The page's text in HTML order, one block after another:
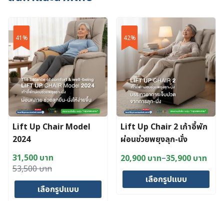
41%
Lift Up Chair Model
2024
53,500บาท
Original
price
31,500 บาท
Current
price
เลือกรูปแบบ
42%
Lift Up Chair 2 เก้าอี้พัก
ผ่อนช่วยพยุงลุก-นั่ง
20,900 บาท–35,900 บาท
Price
range:
20,900 บาท
เลือกรูปแบบ